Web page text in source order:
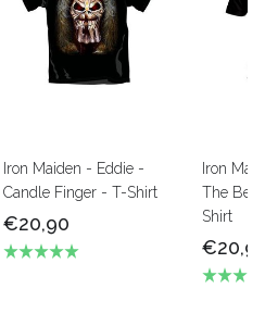
Iron Maiden - Eddie -
Candle Finger - T-Shirt
€20,90
Iron
The
Shirt